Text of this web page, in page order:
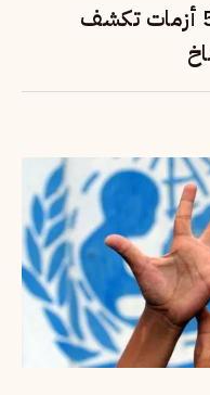
وراء درجات الحرارة القياسية.. 5 أزمات تكشف